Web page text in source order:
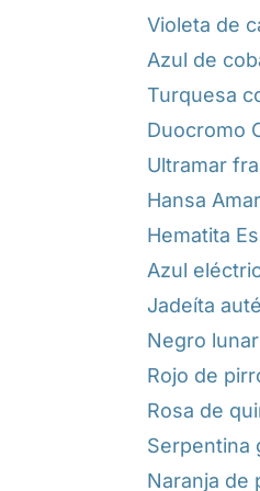
Violeta de
Azul de
Turquesa
Duocromo
Ultramar
Hansa
Hematita
Azul
Jadeíta
Negro lunar
Rojo de
Rosa de
Serpentina
Naranja de